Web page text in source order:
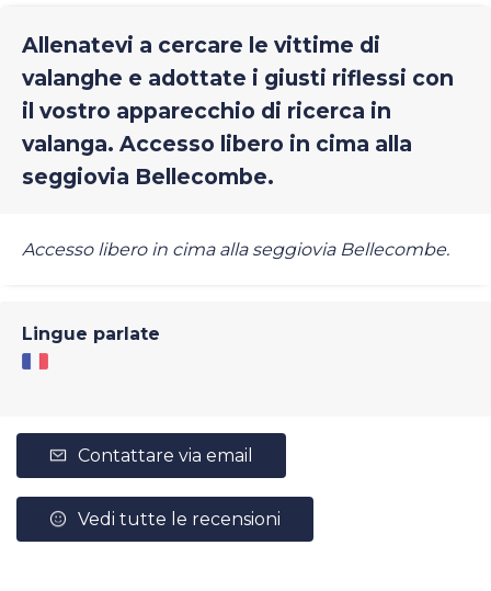
Allenatevi a cercare le vittime di
valanghe e adottate i giusti riflessi con
il vostro apparecchio di ricerca in
valanga. Accesso libero in cima alla
seggiovia Bellecombe.
Accesso libero in cima alla seggiovia Bellecombe.
Lingue parlate
Contattare via email
Vedi tutte le recensioni